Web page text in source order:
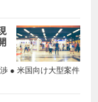
● 米国向け大型案件